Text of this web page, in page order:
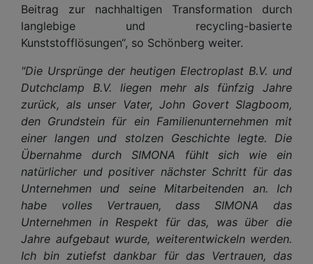
Beitrag zur nachhaltigen Transformation durch
langlebige und recycling-basierte
Kunststofflösungen“, so Schönberg weiter.
"Die Ursprünge der heutigen Electroplast B.V. und
Dutchclamp B.V. liegen mehr als fünfzig Jahre
zurück, als unser Vater, John Govert Slagboom,
den Grundstein für ein Familienunternehmen mit
einer langen und stolzen Geschichte legte. Die
Übernahme durch SIMONA fühlt sich wie ein
natürlicher und positiver nächster Schritt für das
Unternehmen und seine Mitarbeitenden an. Ich
habe volles Vertrauen, dass SIMONA das
Unternehmen in Respekt für das, was über die
Jahre aufgebaut wurde, weiterentwickeln werden.
Ich bin zutiefst dankbar für das Vertrauen, das